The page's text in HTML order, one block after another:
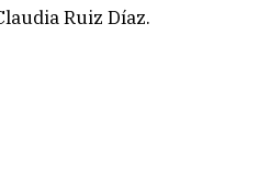
Ruiz Díaz.